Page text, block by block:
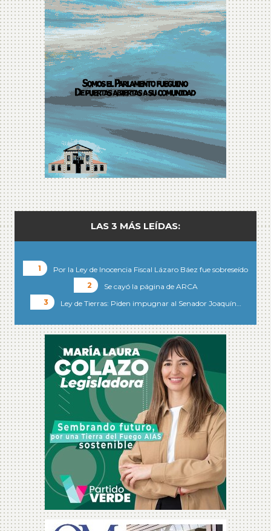
LAS 3 MÁS LEÍDAS:
Por la Ley de Inocencia Fiscal Lázaro Báez fue sobreseído
Se cayó la página de ARCA
Ley de Tierras: Piden impugnar al Senador Joaquín…